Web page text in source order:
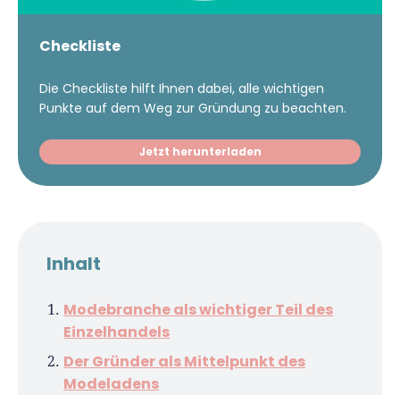
Checkliste
Die Checkliste hilft Ihnen dabei, alle wichtigen
Punkte auf dem Weg zur Gründung zu beachten.
Jetzt herunterladen
Inhalt
Modebranche als wichtiger Teil des
Einzelhandels
Der Gründer als Mittelpunkt des
Modeladens